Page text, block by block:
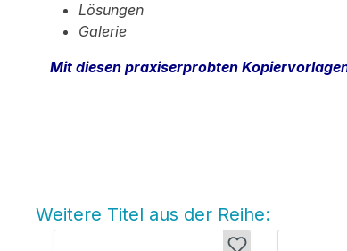
Lösungen
Galerie
Mit diesen praxiserprobten
Weitere Titel aus der Reihe: